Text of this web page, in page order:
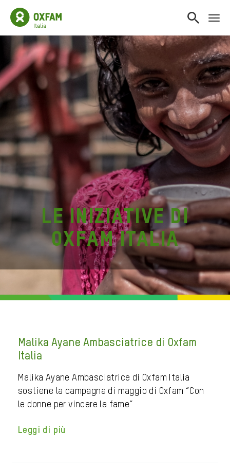
Le iniziative di
Oxfam Italia
Malika Ayane Ambasciatrice di Oxfam
Italia
Malika Ayane Ambasciatrice di Oxfam Italia
sostiene la campagna di maggio di Oxfam “Con
le donne per vincere la fame”
Leggi di più